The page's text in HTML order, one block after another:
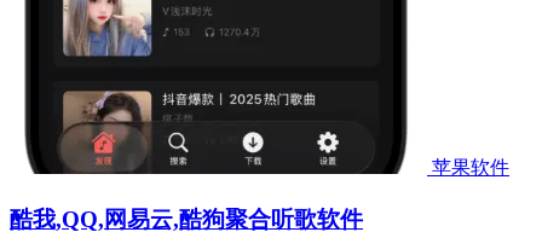
苹果软件
酷我,QQ,网易云,酷狗聚合听歌软件